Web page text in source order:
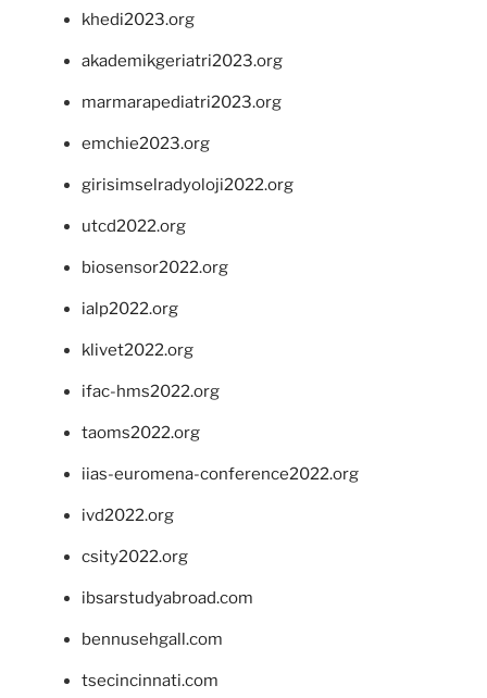
khedi2023.org
akademikgeriatri2023.org
marmarapediatri2023.org
emchie2023.org
girisimselradyoloji2022.org
utcd2022.org
biosensor2022.org
ialp2022.org
klivet2022.org
ifac-hms2022.org
taoms2022.org
iias-euromena-conference2022.org
ivd2022.org
csity2022.org
ibsarstudyabroad.com
bennusehgall.com
tsecincinnati.com